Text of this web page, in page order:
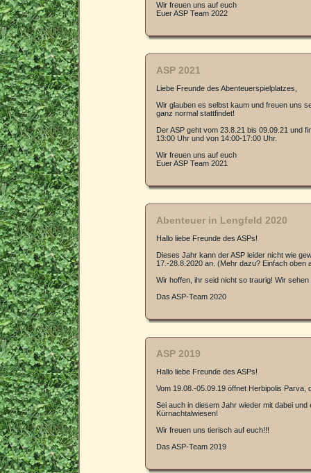
Wir freuen uns auf euch
Euer ASP Team 2022
ASP 2021
Liebe Freunde des Abenteuerspielplatzes,
Wir glauben es selbst kaum und freuen uns
ganz normal stattfindet!
Der ASP geht vom 23.8.21 bis 09.09.21 und
13:00 Uhr und von 14:00-17:00 Uhr.
Wir freuen uns auf euch
Euer ASP Team 2021
Abenteuer in Lengfeld 2020
Hallo liebe Freunde des ASPs!
Dieses Jahr kann der ASP leider nicht wie
17.-28.8.2020 an. (Mehr dazu? Einfach oben
Wir hoffen, ihr seid nicht so traurig! Wir
Das ASP-Team 2020
ASP 2019
Hallo liebe Freunde des ASPs!
Vom 19.08.-05.09.19 öffnet Herbipolis Parva,
Sei auch in diesem Jahr wieder mit dabei
Kürnachtalwiesen!
Wir freuen uns tierisch auf euch!!!
Das ASP-Team 2019